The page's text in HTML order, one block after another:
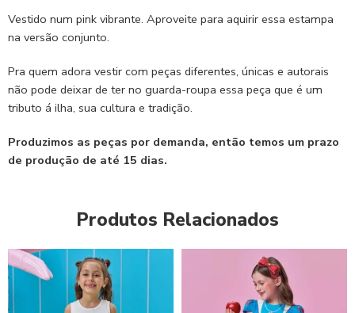
Vestido num pink vibrante. Aproveite para aquirir essa estampa
na versão conjunto.
Pra quem adora vestir com peças diferentes, únicas e autorais
não pode deixar de ter no guarda-roupa essa peça que é um
tributo á ilha, sua cultura e tradição.
Produzimos as peças por demanda, então temos um prazo
de produção de até 15 dias.
Produtos Relacionados